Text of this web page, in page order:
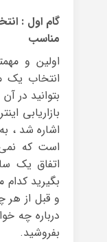
گام اول :
مناسب
اولین و
انتخاب
بتوانید در
اشاره شد ،
است که
اتفاق یک
بگیرید
و قبل از هر
درباره چه
بفروشید.